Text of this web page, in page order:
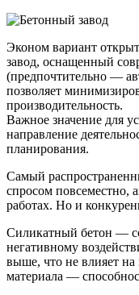
Эконом вариант
завод, оснащенный
(предпочтительно —
позволяет
производительность.
Важное значение для
направление
планирования.
Самый
спросом повсеместно,
работах. Но и
Силикатный бетон —
негативному
выше, что не влияет
материала —